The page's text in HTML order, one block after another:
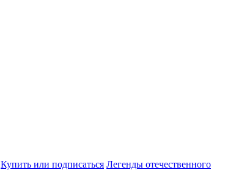
Купить или подписаться Легенды отечественного